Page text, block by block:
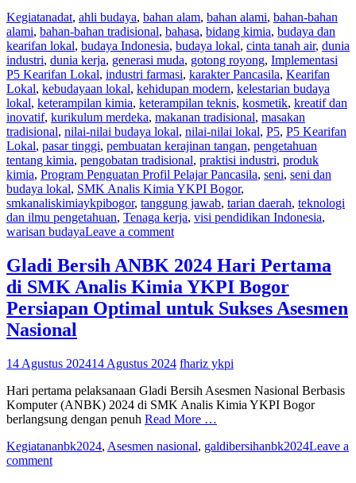
Kegiatanadat, ahli budaya, bahan alam, bahan alami, bahan-bahan
alami, bahan-bahan tradisional, bahasa, bidang kimia, budaya dan
kearifan lokal, budaya Indonesia, budaya lokal, cinta tanah air, dunia
industri, dunia kerja, generasi muda, gotong royong, Implementasi
P5 Kearifan Lokal, industri farmasi, karakter Pancasila, Kearifan
Lokal, kebudayaan lokal, kehidupan modern, kelestarian budaya
lokal, keterampilan kimia, keterampilan teknis, kosmetik, kreatif dan
inovatif, kurikulum merdeka, makanan tradisional, masakan
tradisional, nilai-nilai budaya lokal, nilai-nilai lokal, P5, P5 Kearifan
Lokal, pasar tinggi, pembuatan kerajinan tangan, pengetahuan
tentang kimia, pengobatan tradisional, praktisi industri, produk
kimia, Program Penguatan Profil Pelajar Pancasila, seni, seni dan
budaya lokal, SMK Analis Kimia YKPI Bogor,
smkanaliskimiaykpibogor, tanggung jawab, tarian daerah, teknologi
dan ilmu pengetahuan, Tenaga kerja, visi pendidikan Indonesia,
warisan budayaLeave a comment
Gladi Bersih ANBK 2024 Hari Pertama
di SMK Analis Kimia YKPI Bogor
Persiapan Optimal untuk Sukses Asesmen
Nasional
14 Agustus 202414 Agustus 2024 fhariz ykpi
Hari pertama pelaksanaan Gladi Bersih Asesmen Nasional Berbasis
Komputer (ANBK) 2024 di SMK Analis Kimia YKPI Bogor
berlangsung dengan penuh Read More …
Kegiatananbk2024, Asesmen nasional, galdibersihanbk2024Leave a
comment